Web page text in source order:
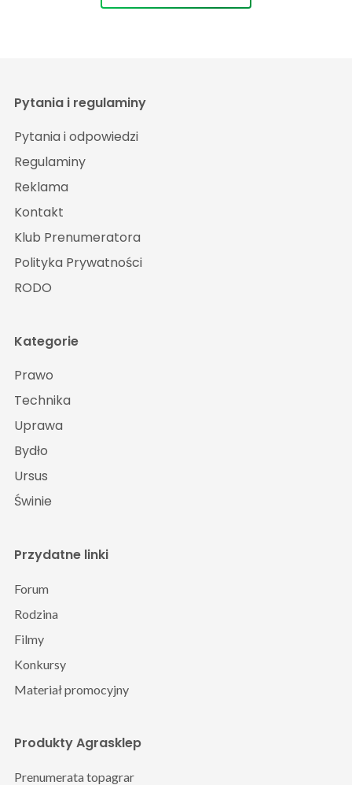
Pytania i regulaminy
Pytania i odpowiedzi
Regulaminy
Reklama
Kontakt
Klub Prenumeratora
Polityka Prywatności
RODO
Kategorie
Prawo
Technika
Uprawa
Bydło
Ursus
Świnie
Produkty Agrasklep
Prenumerata topagrar
Przydatne linki
Forum
Rodzina
Filmy
Konkursy
Materiał promocyjny